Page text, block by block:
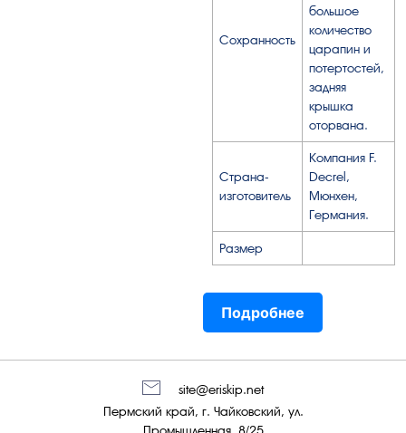
Сохранность
большое
количество
царапин и
потертостей,
задняя
крышка
оторвана.
Страна-
изготовитель
Компания F.
Decrel,
Мюнхен,
Германия.
Размер
Подробнее
Пермский край, г. Чайковский, ул.
site@eriskip.net